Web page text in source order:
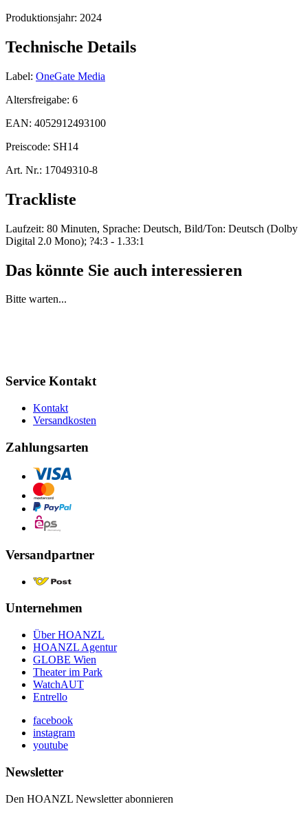
Produktionsjahr: 2024
Technische Details
Label: OneGate Media
Altersfreigabe: 6
EAN: 4052912493100
Preiscode: SH14
Art. Nr.: 17049310-8
Trackliste
Laufzeit: 80 Minuten, Sprache: Deutsch, Bild/Ton: Deutsch (Dolby
Digital 2.0 Mono); ?4:3 - 1.33:1
Das könnte Sie auch interessieren
Bitte warten...
Service Kontakt
Kontakt
Versandkosten
Zahlungsarten
Versandpartner
Unternehmen
Über HOANZL
HOANZL Agentur
GLOBE Wien
Theater im Park
WatchAUT
Entrello
facebook
instagram
youtube
Newsletter
Den HOANZL Newsletter abonnieren